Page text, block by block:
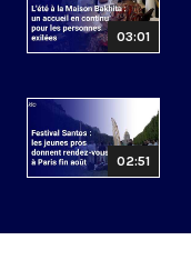
03:01
02:51